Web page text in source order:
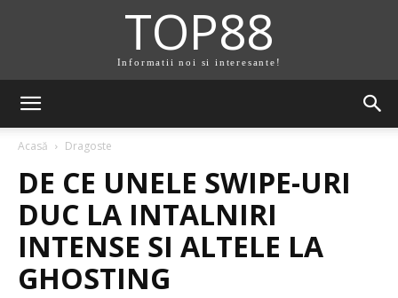
TOP88
Informatii noi si interesante!
Acasă Dragoste
DE CE UNELE SWIPE-URI
DUC LA INTALNIRI
INTENSE SI ALTELE LA
GHOSTING